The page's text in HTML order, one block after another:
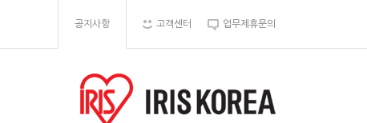
공지사항 고객센터 업무제휴문의